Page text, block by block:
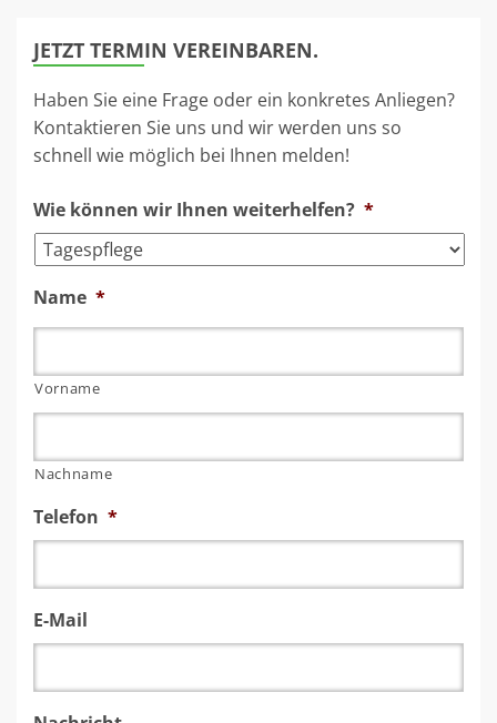
JETZT TERMIN VEREINBAREN.
Haben Sie eine Frage oder ein konkretes Anliegen?
Kontaktieren Sie uns und wir werden uns so
schnell wie möglich bei Ihnen melden!
Wie können wir Ihnen weiterhelfen? *
Name *
Vorname
Nachname
Telefon *
E-Mail